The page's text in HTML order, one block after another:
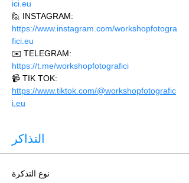
ici.eu
🙋 INSTAGRAM:
https://www.instagram.com/workshopfotogra
fici.eu
✉️ TELEGRAM:
https://t.me/workshopfotografici
📹 TIK TOK:
https://www.tiktok.com/@workshopfotografic
i.eu
التذاكر
نوع التذكرة